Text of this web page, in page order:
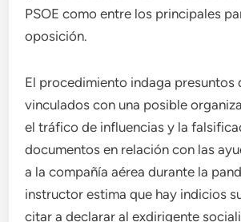
PSOE como entre los principales
oposición.
El procedimiento indaga presuntos
vinculados con una posible
el tráfico de influencias y la
documentos en relación con las
a la compañía aérea durante la
instructor estima que hay indicios
citar a declarar al exdirigente